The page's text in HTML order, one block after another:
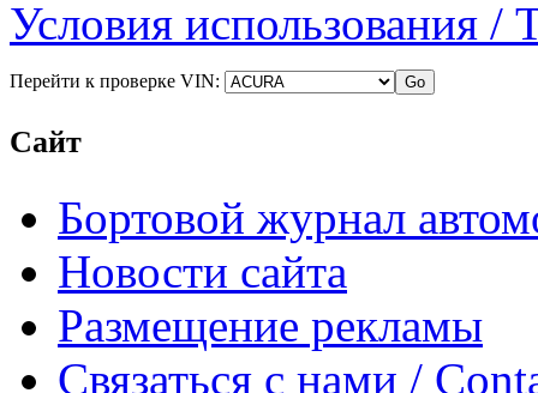
Условия использования /
Перейти к проверке VIN:
Сайт
Бортовой журнал
Новости сайта
Размещение рекламы
Связаться с нами /